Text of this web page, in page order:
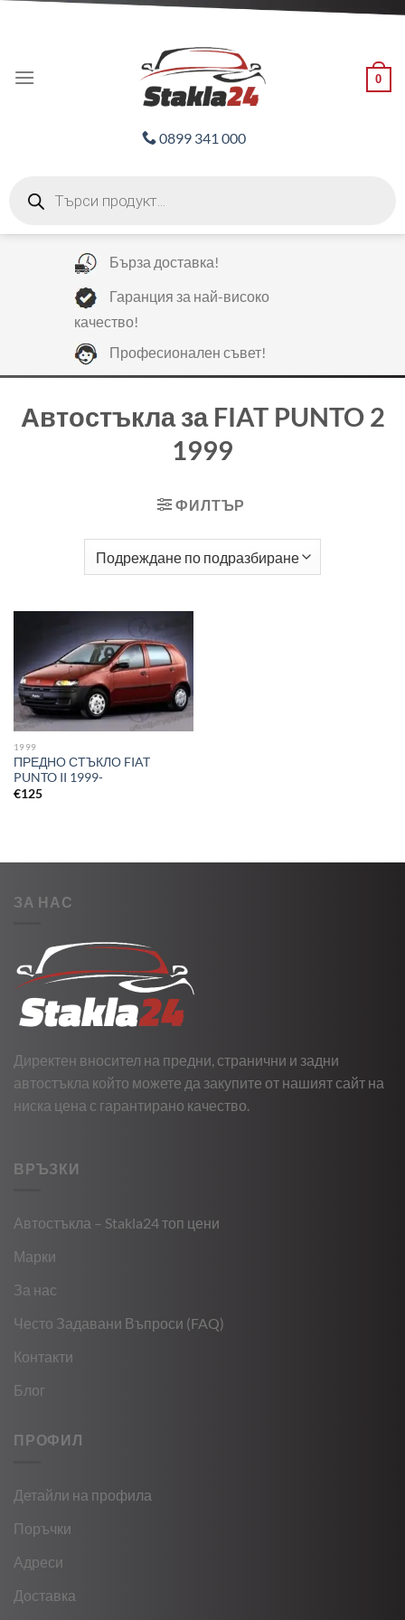
0
0899 341 000
search
Бърза доставка!
Гаранция за най-високо
качество!
Професионален съвет!
Автостъкла за FIAT PUNTO 2
1999
ФИЛТЪР
1999
ПРЕДНО СТЪКЛО FIAT
PUNTO II 1999-
€125
ЗА НАС
Директен вносител на предни, странични и задни
автостъкла който можете да закупите от нашият сайт на
ниска цена с гарантирано качество.
ВРЪЗКИ
Автостъкла – Stakla24 топ цени
Марки
За нас
Често Задавани Въпроси (FAQ)
Контакти
Блог
ПРОФИЛ
Детайли на профила
Поръчки
Адреси
Доставка